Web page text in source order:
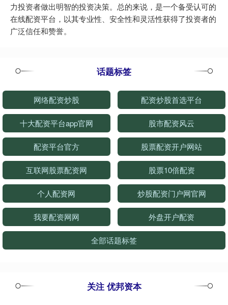
力投资者做出明智的投资决策。总的来说，是一个备受认可的
在线配资平台，以其专业性、安全性和灵活性获得了投资者的
广泛信任和赞誉。
话题标签
网络配资炒股 配资炒股首选平台
十大配资平台app官网 股市配资风云
配资平台官方 股票配资开户网站
互联网股票配资网 股票10倍配资
个人配资网 炒股配资门户网官网
我要配资网网 外盘开户配资
全部话题标签
关注 优邦资本